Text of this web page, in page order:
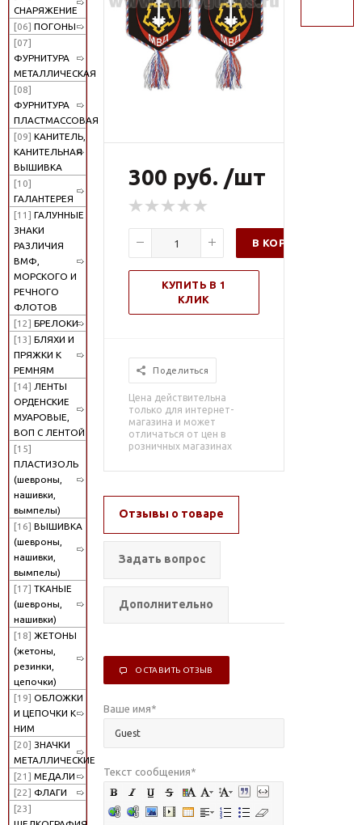
СНАРЯЖЕНИЕ
[06] ПОГОНЫ
[07]
ФУРНИТУРА
МЕТАЛЛИЧЕСКАЯ
[08]
ФУРНИТУРА
ПЛАСТМАССОВАЯ
[09] КАНИТЕЛЬ,
КАНИТЕЛЬНАЯ
ВЫШИВКА
[10]
ГАЛАНТЕРЕЯ
[11] ГАЛУННЫЕ
ЗНАКИ
РАЗЛИЧИЯ
ВМФ,
МОРСКОГО И
РЕЧНОГО
ФЛОТОВ
[12] БРЕЛОКИ
[13] БЛЯХИ И
ПРЯЖКИ К
РЕМНЯМ
[14] ЛЕНТЫ
ОРДЕНСКИЕ
МУАРОВЫЕ,
ВОП С ЛЕНТОЙ
[15]
ПЛАСТИЗОЛЬ
(шевроны,
нашивки,
вымпелы)
[16] ВЫШИВКА
(шевроны,
нашивки,
вымпелы)
[17] ТКАНЫЕ
(шевроны,
нашивки)
[18] ЖЕТОНЫ
(жетоны,
резинки,
цепочки)
[19] ОБЛОЖКИ
И ЦЕПОЧКИ К
НИМ
[20] ЗНАЧКИ
МЕТАЛЛИЧЕСКИЕ
[21] МЕДАЛИ
[22] ФЛАГИ
[23]
300 руб. /шт
В КОРЗИНУ
КУПИТЬ В 1
КЛИК
Поделиться
Цена действительна
только для интернет-
магазина и может
отличаться от цен в
розничных магазинах
Отзывы о товаре
Задать вопрос
Дополнительно
ОСТАВИТЬ ОТЗЫВ
Ваше имя*
Текст сообщения*